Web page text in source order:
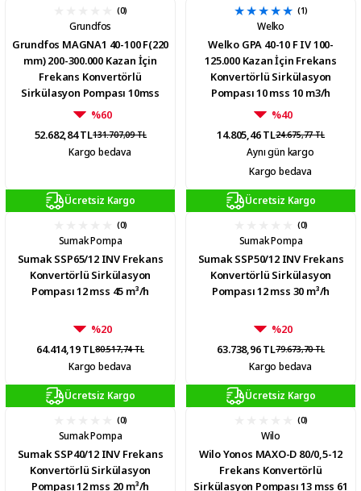
(0)
Grundfos
Grundfos MAGNA1 40-100 F(220
mm) 200-300.000 Kazan İçin
Frekans Konvertörlü
Sirkülasyon Pompası 10mss
21m³/h
%60
52.682,84 TL131.707,09 TL
Kargo bedava
(1)
Welko
Welko GPA 40-10 F IV 100-
125.000 Kazan İçin Frekans
Konvertörlü Sirkülasyon
Pompası 10 mss 10 m3/h
%40
14.805,46 TL24.675,77 TL
Aynı gün kargo
Kargo bedava
Ücretsiz Kargo
(0)
Sumak Pompa
Sumak SSP65/12 INV Frekans
Konvertörlü Sirkülasyon
Pompası 12 mss 45 m³/h
%20
64.414,19 TL80.517,74 TL
Kargo bedava
Ücretsiz Kargo
(0)
Sumak Pompa
Sumak SSP50/12 INV Frekans
Konvertörlü Sirkülasyon
Pompası 12 mss 30 m³/h
%20
63.738,96 TL79.673,70 TL
Kargo bedava
Ücretsiz Kargo
(0)
Sumak Pompa
Sumak SSP40/12 INV Frekans
Konvertörlü Sirkülasyon
Pompası 12 mss 20 m³/h
Ücretsiz Kargo
(0)
Wilo
Wilo Yonos MAXO-D 80/0,5-12
Frekans Konvertörlü
Sirkülasyon Pompası 13 mss 61